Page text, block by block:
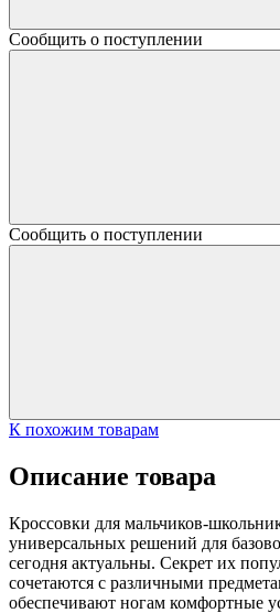
Сообщить о поступлении
Сообщить о поступлении
К похожим товарам
Описание товара
Кроссовки для мальчиков-
универсальных решений для
сегодня актуальны. Секрет их
сочетаются с различными
обеспечивают ногам комфортные